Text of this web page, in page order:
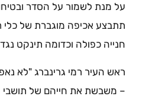
על מנת לשמור על הסדר
תתבצע אכיפה מוגברת של כלי
חנייה כפולה וכדומה תינקט
ראש העיר רמי גרינברג "לא
– משבשת את חייהם של תושבי